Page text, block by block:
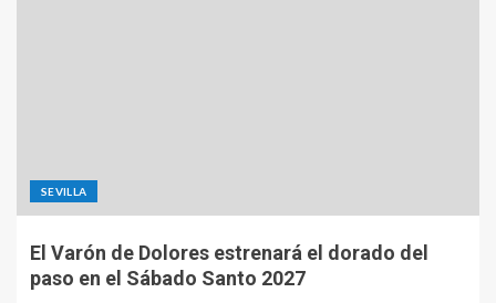
SEVILLA
El Varón de Dolores estrenará el dorado del
paso en el Sábado Santo 2027